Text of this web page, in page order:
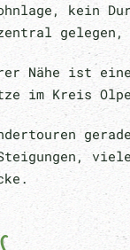
kein
Nähe ist
im Kreis
viele